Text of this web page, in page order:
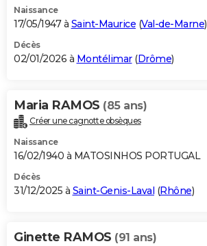
Naissance
17/05/1947 à Saint-Maurice (Val-de-Marne)
Décès
02/01/2026 à Montélimar(Drôme)
Maria RAMOS (85 ans)
Créer une cagnotte obsèques
Naissance
16/02/1940 à MATOSINHOS PORTUGAL
Décès
31/12/2025 à Saint-Genis-Laval (Rhône)
Ginette RAMOS (91 ans)